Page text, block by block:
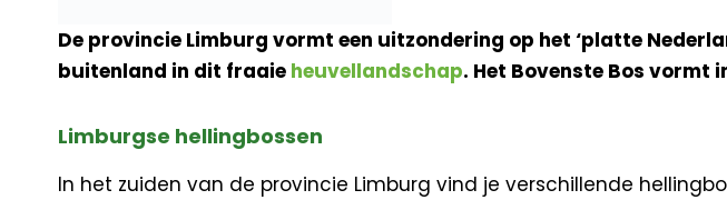
De provincie Limburg vormt een uitzondering op het ‘platte
buitenland in dit fraaie heuvellandschap. Het Bovenste Bos vormt
Limburgse hellingbossen
In het zuiden van de provincie Limburg vind je verschillende